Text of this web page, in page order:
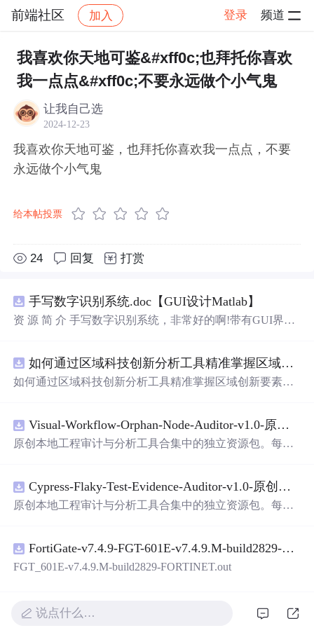
前端社区 加入 登录 频道
社区 前端社区 感慨 帖子详情
我喜欢你天地可鉴&#xff0c;也拜托你喜欢
我一点点&#xff0c;不要永远做个小气鬼
让我自己选
2024-12-23
我喜欢你天地可鉴，也拜托你喜欢我一点点，不要
永远做个小气鬼
给本帖投票
24 回复 打赏
手写数字识别系统.doc【GUI设计Matlab】
资 源 简 介 手写数字识别系统，非常好的啊!带有GUI界
带有直观的图形用户界面（GUI），非常容易使用。你只
需要将手写数字输入系统，它将立即给出准确的识别结
是一个非常方便和实用的工具，你一定会喜欢它的！
如何通过区域科技创新分析工具精准掌握区域创新要素分布与产业链融合现状？.docx
如何通过区域科技创新分析工具精准掌握区域创新要素分
Visual-Workflow-Orphan-Node-Auditor-v1.0-原创源码与文档.zip
原创本地工程审计与分析工具合集中的独立资源包。每个
README、运行说明、功能清单、MIT License及原创与授
权声明。解压后进入project目录，执行npm test验证算法，
目源码、Logo、官方截图、论文、生产日志或其他受限素
材。适合前端开发、AI应用工程、测试审计和课程实践。
Cypress-Flaky-Test-Evidence-Auditor-v1.0-原创源码与文档.zip
原创本地工程审计与分析工具合集中的独立资源包。每个
README、运行说明、功能清单、MIT License及原创与授
权声明。解压后进入project目录，执行npm test验证算法，
目源码、Logo、官方截图、论文、生产日志或其他受限素
材。适合前端开发、AI应用工程、测试审计和课程实践。
FortiGate-v7.4.9-FGT-601E-v7.4.9.M-build2829-FORTINET.out
FGT_601E-v7.4.9.M-build2829-FORTINET.out
说点什么…